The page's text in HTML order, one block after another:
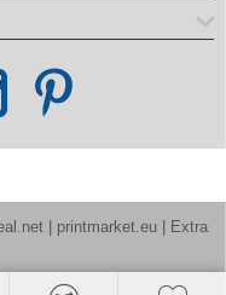
| printmarket.eu | Extra